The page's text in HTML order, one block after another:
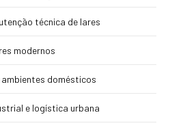
técnica de lares
modernos
domésticos
e logística urbana